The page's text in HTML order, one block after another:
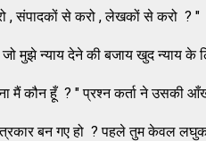
से करो , लेखकों से करो ? "
मुझे न्याय देने की बजाय खुद न्याय के
कौन हूँ ? " प्रश्न कर्ता ने उसकी
बन गए हो ? पहले तुम केवल